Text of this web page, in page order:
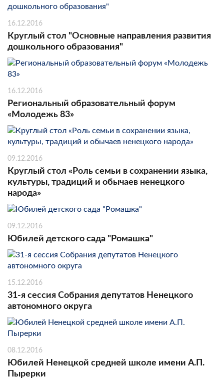
16.12.2016
Круглый стол "Основные направления развития
дошкольного образования"
16.12.2016
Региональный образовательный форум
«Молодежь 83»
09.12.2016
Круглый стол «Роль семьи в сохранении языка,
культуры, традиций и обычаев ненецкого
народа»
09.12.2016
Юбилей детского сада "Ромашка"
15.12.2016
31-я сессия Собрания депутатов Ненецкого
автономного округа
08.12.2016
Юбилей Ненецкой средней школе имени А.П.
Пырерки